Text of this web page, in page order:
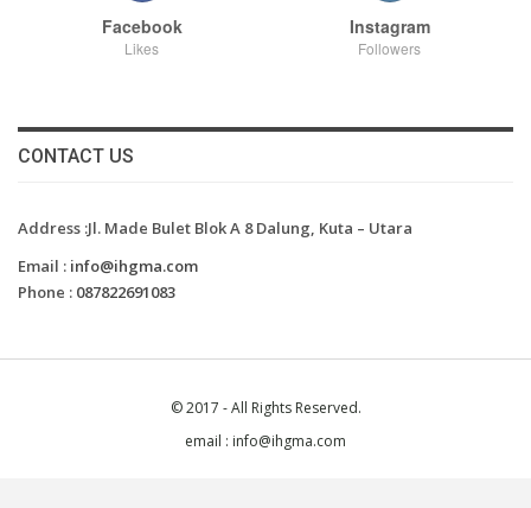
Facebook
Likes
Instagram
Followers
CONTACT US
Address :Jl. Made Bulet Blok A 8 Dalung, Kuta – Utara
Email : info@ihgma.com
Phone : 087822691083
© 2017 - All Rights Reserved.
email : info@ihgma.com